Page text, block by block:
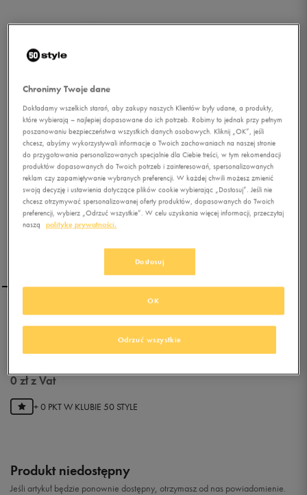
1/4
UMBRO FUTSAL STREET 2
0złz Vat
+ 0 PKT W KLUBIE 50 STYLE
Produkt niedostępny
Jeśli artykuł będzie ponownie dostępny, otrzymasz od nas powiadomienie.
Chronimy Twoje dane
Dokładamy wszelkich starań, aby zakupy naszych Klientów były udane, a produkty,
które wybierają – najlepiej dopasowane do ich potrzeb. Robimy to jednak przy pełnym
poszanowaniu bezpieczeństwa wszystkich danych osobowych. Kliknij „OK”, jeśli
chcesz, abyśmy wykorzystywali informacje o Twoich zachowaniach na naszej stronie
do przygotowania personalizowanych specjalnie dla Ciebie treści, w tym rekomendacji
produktów dopasowanych do Twoich potrzeb i zainteresowań, spersonalizowanych
reklam czy zapamiętywanie wybranych preferencji. W każdej chwili możesz zmienić
swoją decyzję i ustawienia dotyczące plików cookie wybierając „Dostosuj”. Jeśli nie
chcesz otrzymywać spersonalizowanej oferty produktów, dopasowanych do Twoich
preferencji, wybierz „Odrzuć wszystkie”. W celu uzyskania więcej informacji, przeczytaj
naszą
politykę prywatności.
Dostosuj
Odrzuć wszystkie
OK